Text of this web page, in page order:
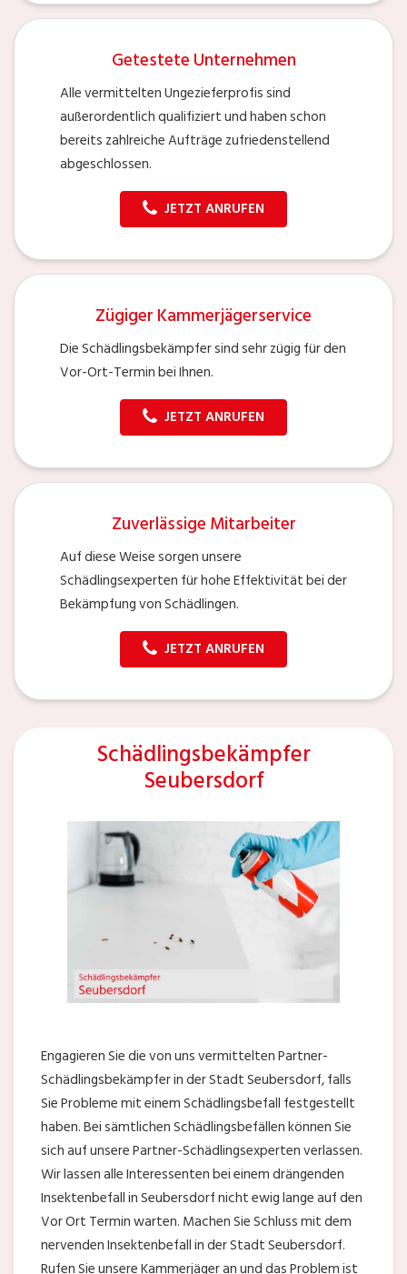
Getestete Unternehmen
Alle vermittelten Ungezieferprofis sind
außerordentlich qualifiziert und haben schon
bereits zahlreiche Aufträge zufriedenstellend
abgeschlossen.
JETZT ANRUFEN
Zügiger Kammerjägerservice
Die Schädlingsbekämpfer sind sehr zügig für den
Vor-Ort-Termin bei Ihnen.
JETZT ANRUFEN
Zuverlässige Mitarbeiter
Auf diese Weise sorgen unsere
Schädlingsexperten für hohe Effektivität bei der
Bekämpfung von Schädlingen.
JETZT ANRUFEN
Schädlingsbekämpfer
Seubersdorf
Engagieren Sie die von uns vermittelten Partner-
Schädlingsbekämpfer in der Stadt Seubersdorf, falls
Sie Probleme mit einem Schädlingsbefall festgestellt
haben. Bei sämtlichen Schädlingsbefällen können Sie
sich auf unsere Partner-Schädlingsexperten verlassen.
Wir lassen alle Interessenten bei einem drängenden
Insektenbefall in Seubersdorf nicht ewig lange auf den
Vor Ort Termin warten. Machen Sie Schluss mit dem
nervenden Insektenbefall in der Stadt Seubersdorf.
Rufen Sie unsere Kammerjäger an und das Problem ist